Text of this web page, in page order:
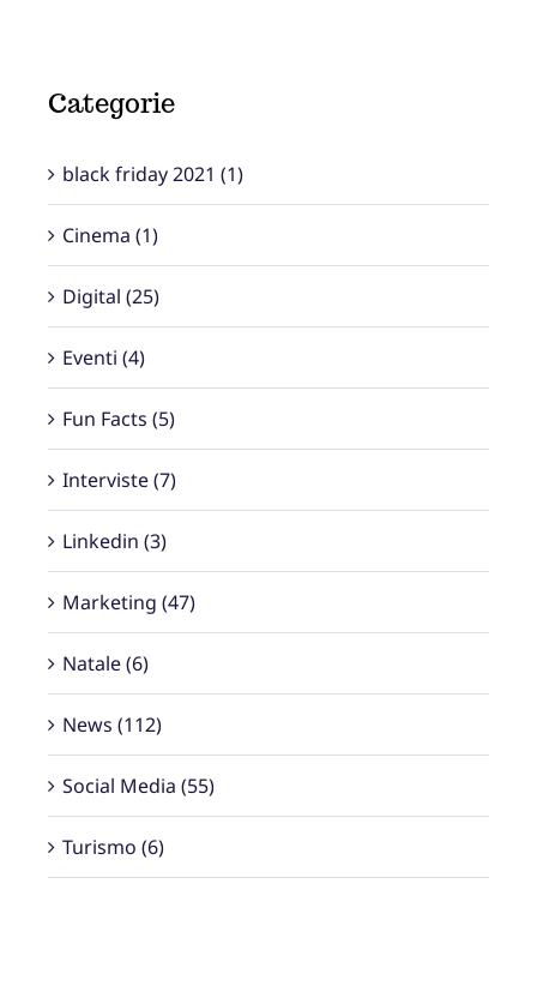
Categorie
black friday 2021 (1)
Cinema (1)
Digital (25)
Eventi (4)
Fun Facts (5)
Interviste (7)
Linkedin (3)
Marketing (47)
Natale (6)
News (112)
Social Media (55)
Turismo (6)